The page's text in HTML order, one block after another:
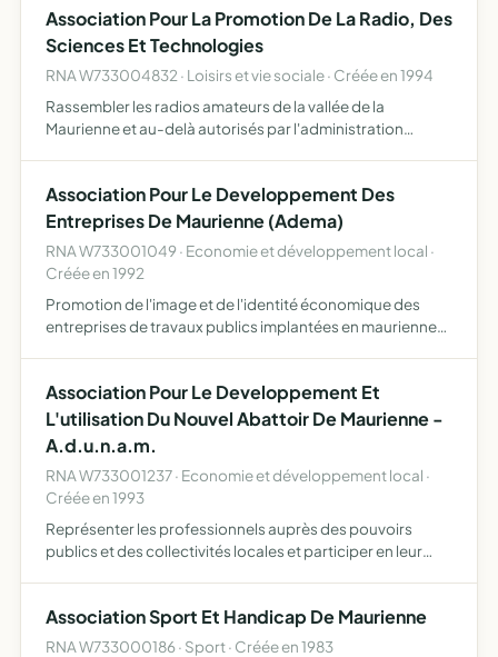
Association Pour La Promotion De La Radio, Des
Sciences Et Technologies
RNA W733004832 · Loisirs et vie sociale · Créée en 1994
Rassembler les radios amateurs de la vallée de la
Maurienne et au-delà autorisés par l'administration
prépa…
Association Pour Le Developpement Des
Entreprises De Maurienne (Adema)
RNA W733001049 · Economie et développement local ·
Créée en 1992
Promotion de l'image et de l'identité économique des
entreprises de travaux publics implantées en maurienne
économiqu…
Association Pour Le Developpement Et
L'utilisation Du Nouvel Abattoir De Maurienne -
A.d.u.n.a.m.
RNA W733001237 · Economie et développement local ·
Créée en 1993
Représenter les professionnels auprès des pouvoirs
publics et des collectivités locales et participer en leur
Association Sport Et Handicap De Maurienne
RNA W733000186 · Sport · Créée en 1983